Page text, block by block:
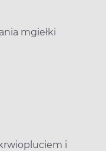
mgiełki
i